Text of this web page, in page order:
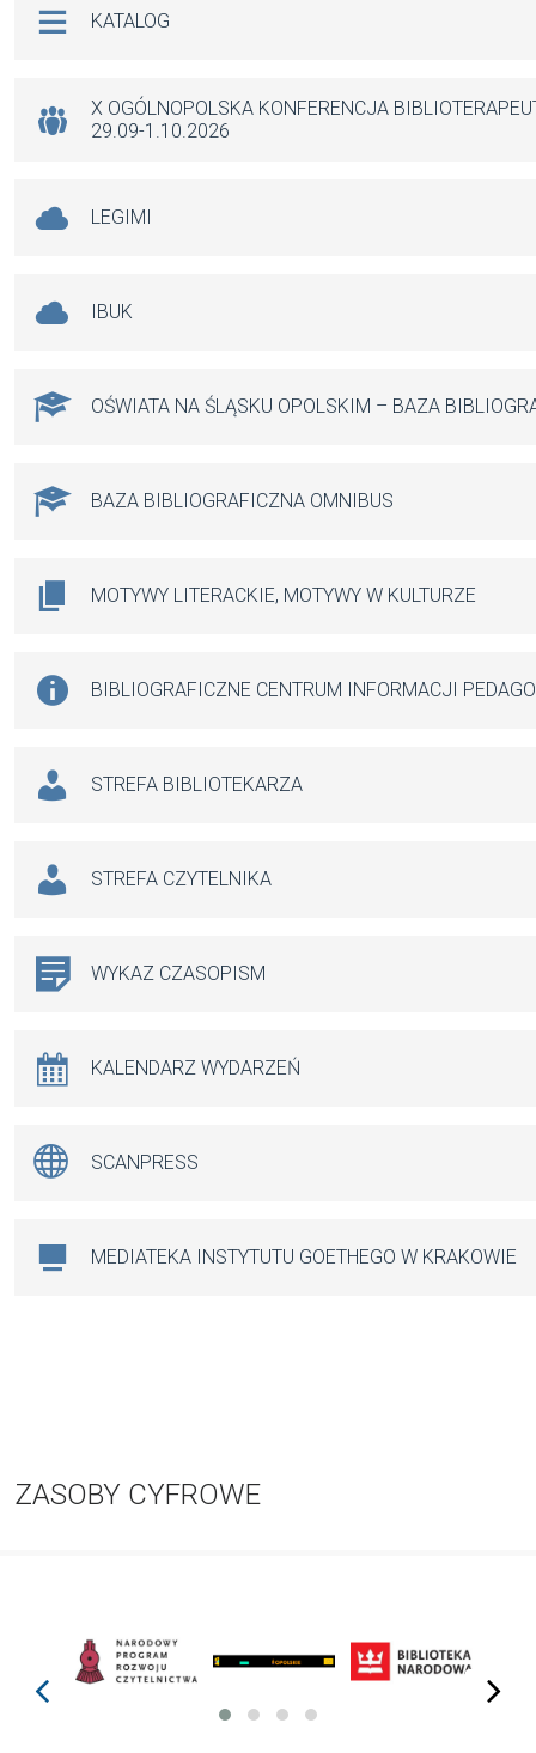
KATALOG
X OGÓLNOPOLSKA KONFERENCJA
29.09-1.10.2026
LEGIMI
IBUK
OŚWIATA NA ŚLĄSKU OPOLSKIM – BAZA
BAZA BIBLIOGRAFICZNA OMNIBUS
MOTYWY LITERACKIE, MOTYWY W KULTURZE
BIBLIOGRAFICZNE CENTRUM INFORMACJI
STREFA BIBLIOTEKARZA
STREFA CZYTELNIKA
WYKAZ CZASOPISM
KALENDARZ WYDARZEŃ
SCANPRESS
MEDIATEKA INSTYTUTU GOETHEGO W KRAKOWIE
ZASOBY CYFROWE
prev next